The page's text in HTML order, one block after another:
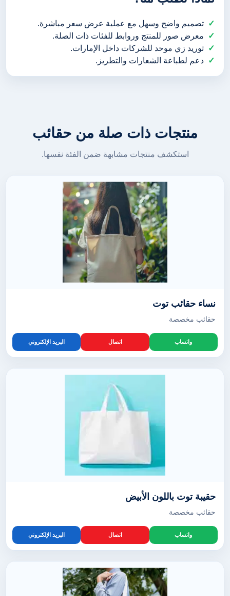
تصميم واضح وسهل مع عملية عرض سعر مباشرة.
معرض صور للمنتج وروابط للفئات ذات الصلة.
توريد زي موحد للشركات داخل الإمارات.
دعم لطباعة الشعارات والتطريز.
منتجات ذات صلة من حقائب
استكشف منتجات مشابهة ضمن الفئة نفسها.
نساء حقائب توت
حقائب مخصصة
واتساب اتصال البريد الإلكتروني
حقيبة توت باللون الأبيض
حقائب مخصصة
واتساب اتصال البريد الإلكتروني